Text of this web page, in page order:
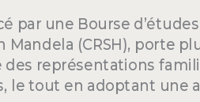
par une Bourse
Mandela (CRSH), porte
représentations
le tout en adoptant une